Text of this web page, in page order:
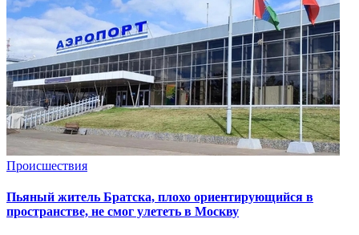
Происшествия
Пьяный житель Братска, плохо ориентирующийся в
пространстве, не смог улететь в Москву